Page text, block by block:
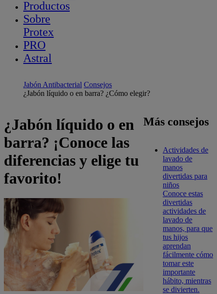
Productos
Sobre
Protex
PRO
Astral
Jabón Antibacterial Consejos
¿Jabón líquido o en barra? ¿Cómo elegir?
¿Jabón líquido o en
barra? ¡Conoce las
diferencias y elige tu
favorito!
Más consejos
Actividades de
lavado de
manos
divertidas para
niños
Conoce estas
divertidas
actividades de
lavado de
manos, para que
tus hijos
aprendan
fácilmente cómo
tomar este
importante
hábito, mientras
se divierten.